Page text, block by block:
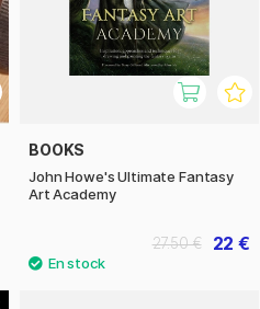
BOOKS
John Howe's Ultimate Fantasy
Art Academy
22 €
27.50 €